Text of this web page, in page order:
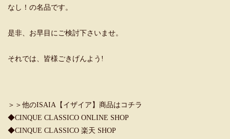
なし！の名品です。
是非、お早目にご検討下さいませ。
それでは、皆様ごきげんよう!
＞＞他のISAIA【イザイア】商品はコチラ
◆CINQUE CLASSICO ONLINE SHOP
◆CINQUE CLASSICO 楽天 SHOP